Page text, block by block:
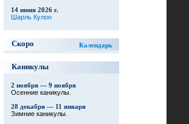
14 июня 2026 г.
Шарль Кулон
Скоро Календарь
Каникулы
2 ноября — 9 ноября
Осенние каникулы.
28 декабря — 11 января
Зимние каникулы.